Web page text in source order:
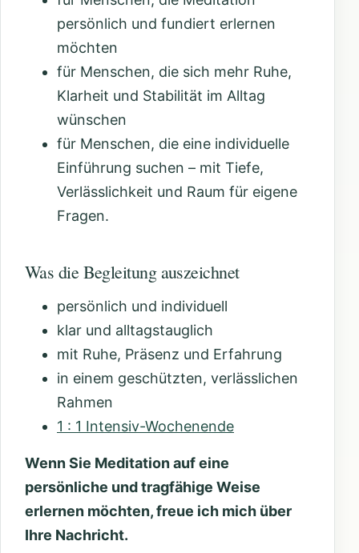
persönlich und fundiert erlernen
möchten
für Menschen, die sich mehr Ruhe,
Klarheit und Stabilität im Alltag
wünschen
für Menschen, die eine individuelle
Einführung suchen – mit Tiefe,
Verlässlichkeit und Raum für eigene
Fragen.
Was die Begleitung auszeichnet
persönlich und individuell
klar und alltagstauglich
mit Ruhe, Präsenz und Erfahrung
in einem geschützten, verlässlichen
Rahmen
1 : 1 Intensiv-Wochenende
Wenn Sie Meditation auf eine
persönliche und tragfähige Weise
erlernen möchten, freue ich mich über
Ihre Nachricht.